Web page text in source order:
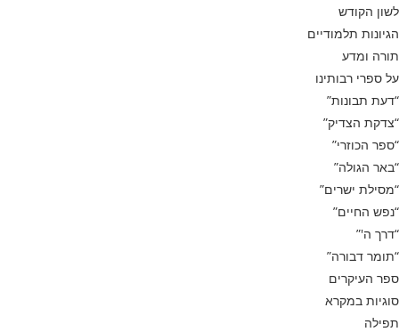
לשון הקודש
הגיונות תלמודיים
תורה ומדע
על ספרי רבותינו
“דעת תבונות”
“צדקת הצדיק”
“ספר הכוזרי”
“באר הגולה”
“מסילת ישרים”
“נפש החיים”
“דרך ה'”
“תומר דבורה”
ספר העיקרים
סוגיות במקרא
תפילה